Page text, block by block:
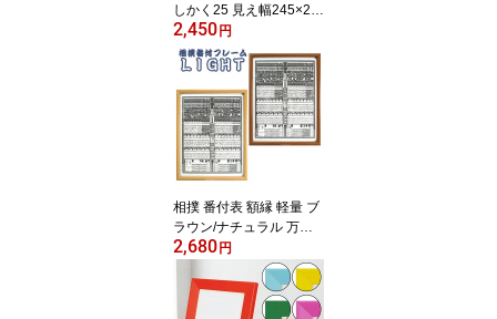
しかく25 見え幅245×24
5mm 深さ9mm ゴールド/
ブラック 万丈 ピンズ ピ
ンバッジ 飾る ディスプ
レイ コレクション 額 額
縁 額装 記念品 フレーム
2,450 円
相撲 番付表 額縁 軽量 ブ
ラウン/ナチュラル 万丈
大相撲 番付 飾る フレー
ム 額装 壁掛け 軽い【大
型送料適用】
2,680 円